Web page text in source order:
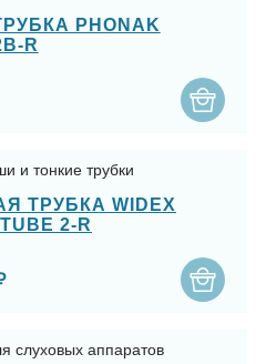
PHONAK
R
и тонкие трубки
ТРУБКА WIDEX
2-R
слуховых аппаратов